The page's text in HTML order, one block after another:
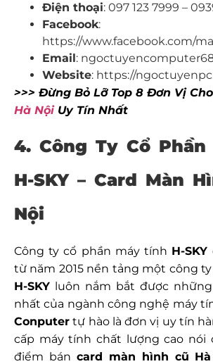
Điện thoại: 097 123 7999 –
Facebook:
https://www.facebook.com/
Email:
Website: https://
>>> Đừng Bỏ Lỡ Top 8 Đơn Vị Cho
Hà NộiUy Tín Nhất
4. Công Ty Cổ Phần
H-SKY – Card Màn
Nội
Công ty cổ phần máy tính H-SKY
từ năm 2015 nền tảng một công
H-SKY luôn nắm bắt được
nhất của ngành công nghệ máy
Conputer tự hào là đơn vị uy tín
cấp máy tính chất lượng cao nói
điểm bán card màn hình cũ